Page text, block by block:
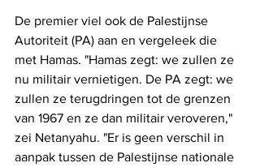
De premier viel ook de Palestijnse
Autoriteit (PA) aan en vergeleek die
met Hamas. "Hamas zegt: we zullen ze
nu militair vernietigen. De PA zegt: we
zullen ze terugdringen tot de grenzen
van 1967 en ze dan militair veroveren,"
zei Netanyahu. "Er is geen verschil in
aanpak tussen de Palestijnse nationale